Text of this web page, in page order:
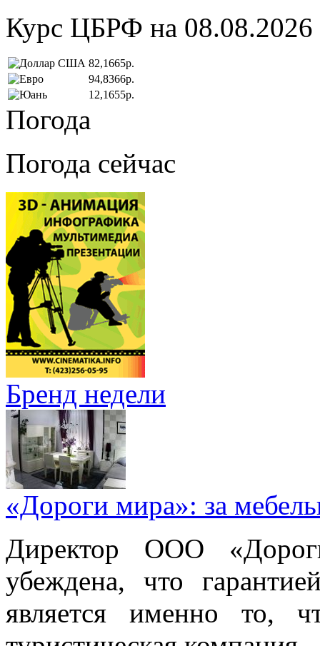
Курс ЦБРФ на 08.08.2026
82,1665р.
94,8366р.
12,1655р.
Погода
Погода сейчас
Бренд недели
«Дороги мира»: за
Директор ООО
убеждена, что
является именно то,